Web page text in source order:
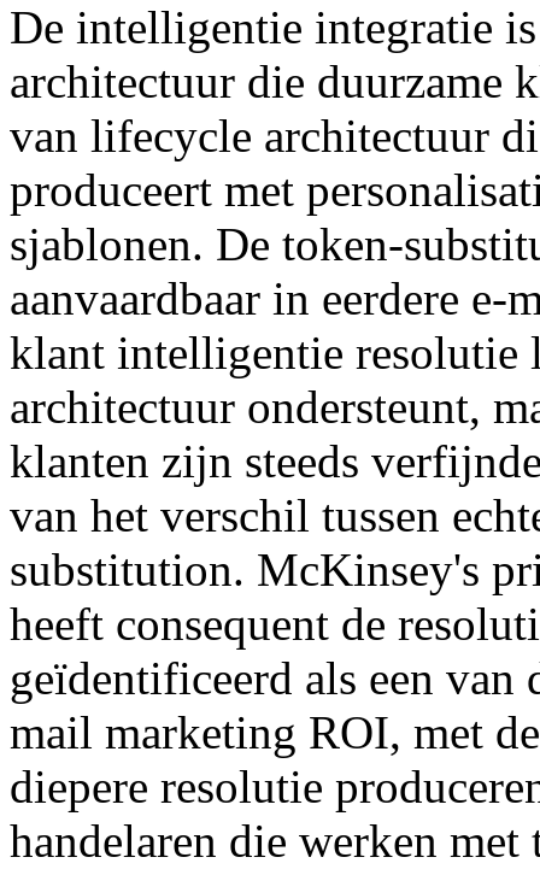
De intelligentie integratie
architectuur die duurzame
van lifecycle architectuur
produceert met
sjablonen. De token-
aanvaardbaar in eerdere
klant intelligentie resolutie
architectuur ondersteunt,
klanten zijn steeds
van het verschil tussen
substitution. McKinsey's
heeft consequent de
geïdentificeerd als een van
mail marketing ROI, met
diepere resolutie
handelaren die werken